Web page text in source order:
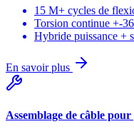
15 M+ cycles de
Torsion continue +-
Hybride puissance +
En savoir plus
Assemblage de câble